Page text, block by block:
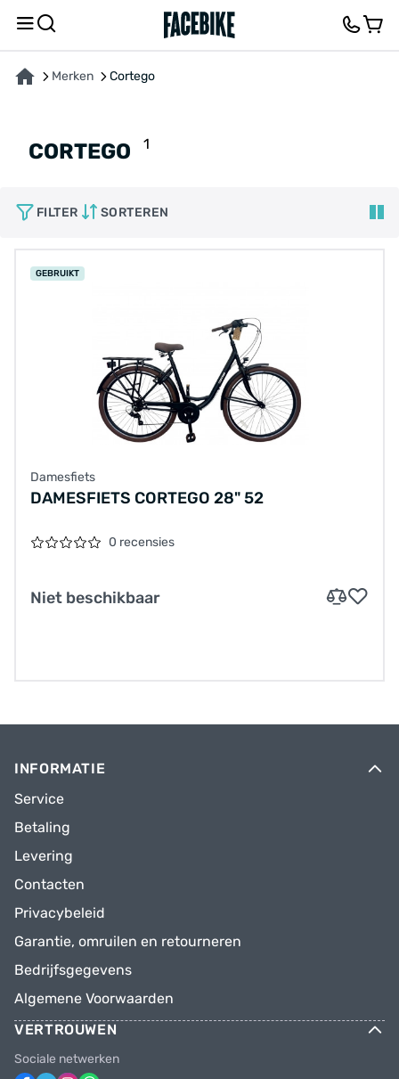
Merken Cortego
CORTEGO 1
FILTER SORTEREN
GEBRUIKT
Damesfiets
DAMESFIETS CORTEGO 28" 52
0 recensies
Niet beschikbaar
INFORMATIE
Service
Betaling
Levering
Contacten
Privacybeleid
Garantie, omruilen en retourneren
Bedrijfsgegevens
Algemene Voorwaarden
VERTROUWEN
Sociale netwerken